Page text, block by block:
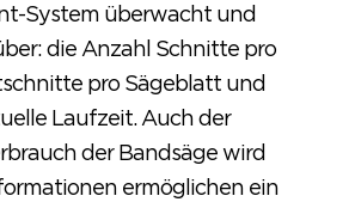
System überwacht und
die Anzahl Schnitte pro
pro Sägeblatt und
Laufzeit. Auch der
der Bandsäge wird
ermöglichen ein